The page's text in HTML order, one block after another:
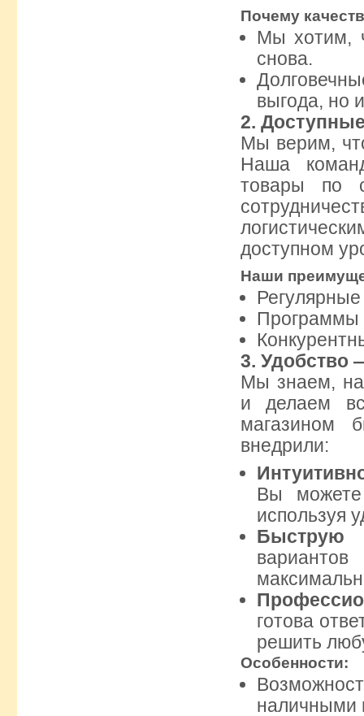
Почему
Мы хотим,
снова.
выгода, но
2.
Мы верим,
Наша
товары по
доступном
Наши
Программы
3. Удобство
Мы знаем,
и делаем
магазином
внедрили:
Вы
используя
Быструю
готова
решить
Особенности:
наличными